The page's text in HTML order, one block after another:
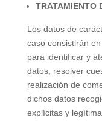
TRATAMIENTO
Los datos de
caso consistirán
para identificar y
datos, resolver
realización de
dichos datos
explícitas y